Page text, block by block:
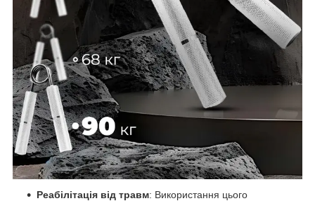
Реабілітація від травм: Використання цього